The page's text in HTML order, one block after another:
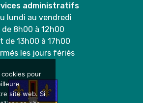
administratifs
lundi au vendredi
de 8h00 à 12h00
de 13h00 à 17h00
les jours fériés
pour
site web. Si